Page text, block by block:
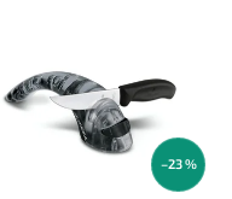
–23 %